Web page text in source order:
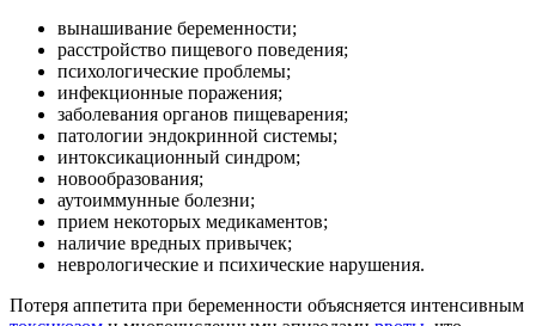
вынашивание беременности;
расстройство пищевого поведения;
психологические проблемы;
инфекционные поражения;
заболевания органов пищеварения;
патологии эндокринной системы;
интоксикационный синдром;
новообразования;
аутоиммунные болезни;
прием некоторых медикаментов;
наличие вредных привычек;
неврологические и психические нарушения.
Потеря аппетита при беременности объясняется интенсивным